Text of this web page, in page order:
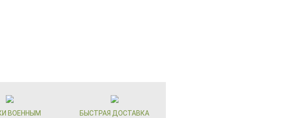
ВОЕННЫМ БЫСТРАЯ ДОСТАВКА